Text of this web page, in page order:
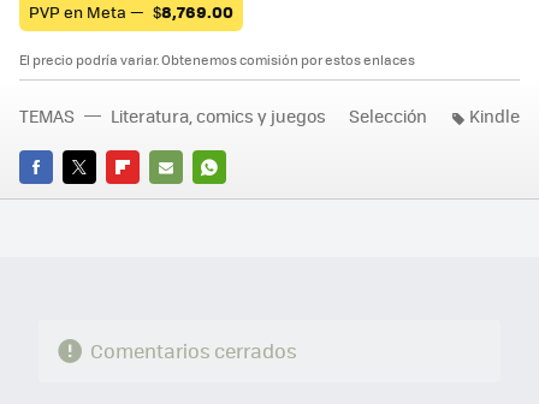
PVP en Meta — $8,769.00
El precio podría variar. Obtenemos comisión por estos enlaces
FACEBOOK
TWITTERFLIPBOARD
E-
WHATSAPP
TEMAS Literatura, comics y juegos Selección Kindle
Comentarios cerrados